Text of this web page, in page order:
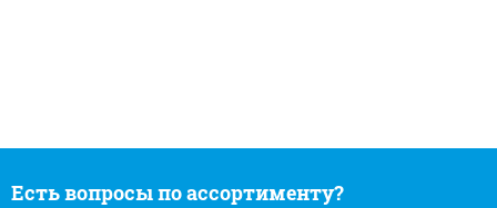
Есть вопросы по ассортименту?